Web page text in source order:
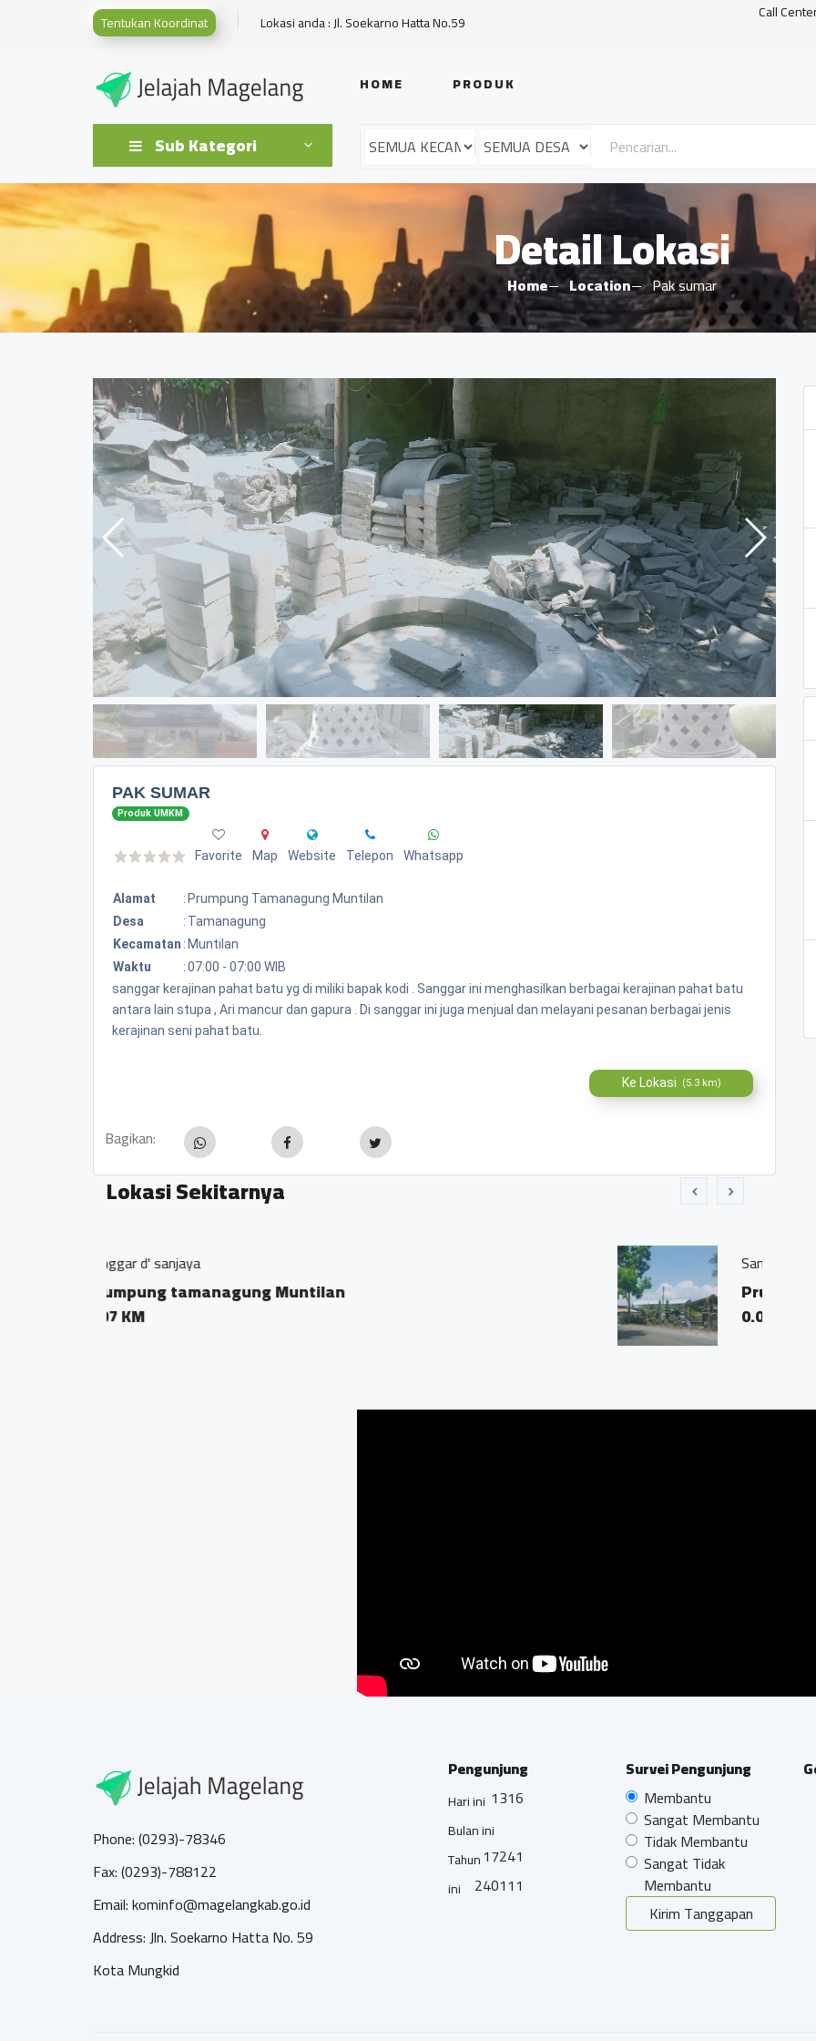
Tentukan Koordinat Lokasi anda : Jl. Soekarno Hatta No.59 Call
HOME PRODUK
Sub Kategori
Detail Lokasi
Home Location Pak sumar
PAK SUMAR
Produk UMKM
Favorite Map Website Telepon Whatsapp
Alamat : Prumpung Tamanagung Muntilan
Desa
: Tamanagung
Kecamatan : Muntilan
Waktu
:07:00 - 07:00 WIB
sanggar kerajinan pahat batu yg di miliki bapak kodi . Sanggar ini menghasilkan berbagai kerajinan pahat batu
antara lain stupa , Ari mancur dan gapura . Di sanggar ini juga menjual dan melayani pesanan berbagai jenis
kerajinan seni pahat batu.
Ke Lokasi (5.3 km)
Bagikan:
Lokasi Sekitarnya
Prumpung tamanagung Muntilan
Phone: (0293)-78346
Fax: (0293)-788122
Email: kominfo@magelangkab.go.id
Address: Jln. Soekarno Hatta No. 59
Kota Mungkid
Pengunjung
Hari ini 1316
Bulan ini
17241
Tahun
ini
240111
Survei Pengunjung
Membantu
Sangat Membantu
Tidak Membantu
Sangat Tidak
Membantu
Kirim Tanggapan